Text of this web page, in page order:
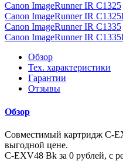
Canon ImageRunner IR C1325
Canon ImageRunner IR
Canon ImageRunner IR C1335
Canon ImageRunner IR
Обзор
Тех. характеристики
Гарантии
Отзывы
Обзор
Совместимый картридж C-
выгодной цене.
C-EXV48 Bk за 0 рублей, с